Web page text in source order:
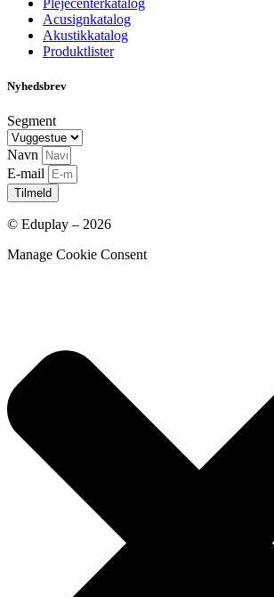
Plejecenterkatalog
Acusignkatalog
Akustikkatalog
Produktlister
Nyhedsbrev
Segment
Navn
E-mail
Tilmeld
© Eduplay – 2026
Manage Cookie Consent